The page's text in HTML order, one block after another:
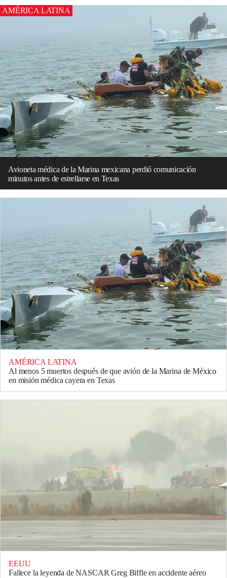
AMÉRICA LATINA
Avioneta médica de la Marina mexicana perdió comunicación
minutos antes de estrellarse en Texas
AMÉRICA LATINA
Al menos 5 muertos después de que avión de la Marina de México
en misión médica cayera en Texas
EEUU
Fallece la leyenda de NASCAR Greg Biffle en accidente aéreo